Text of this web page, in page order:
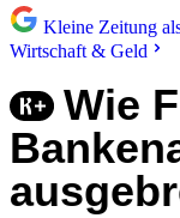
Kleine Zeitung
Wirtschaft & Geld
Wie